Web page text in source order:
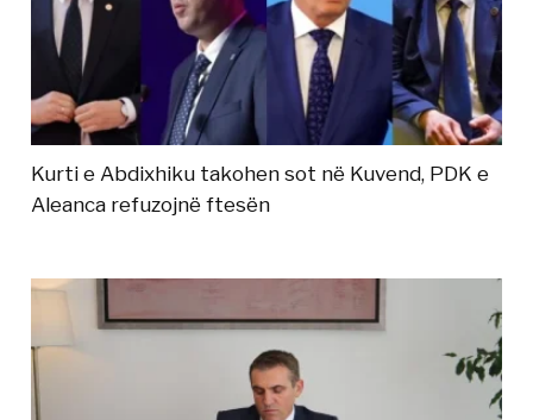
Kurti e Abdixhiku takohen sot në Kuvend, PDK e
Aleanca refuzojnë ftesën